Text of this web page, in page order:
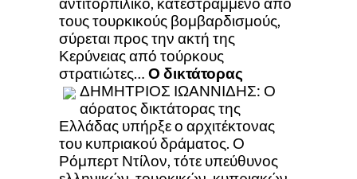
τους τουρκικούς βομβαρδισμούς,
σύρεται προς την ακτή της
Κερύνειας από τούρκους
στρατιώτες… Ο δικτάτορας
ΔΗΜΗΤΡΙΟΣ ΙΩΑΝΝΙΔΗΣ: Ο
αόρατος δικτάτορας της
Ελλάδας υπήρξε ο αρχιτέκτονας
του κυπριακού δράματος. Ο
Ρόμπερτ Ντίλον, τότε υπεύθυνος